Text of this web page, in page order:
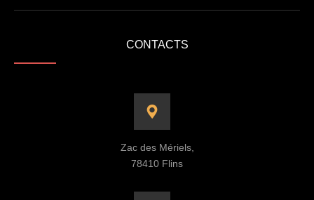
CONTACTS
Zac des Mériels,
78410 Flins